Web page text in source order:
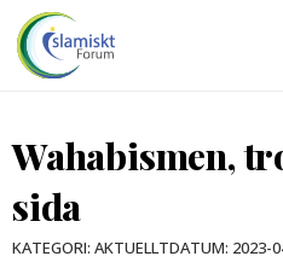
Wahabismen,
sida
KATEGORI: AKTUELLTDATUM: 2023-